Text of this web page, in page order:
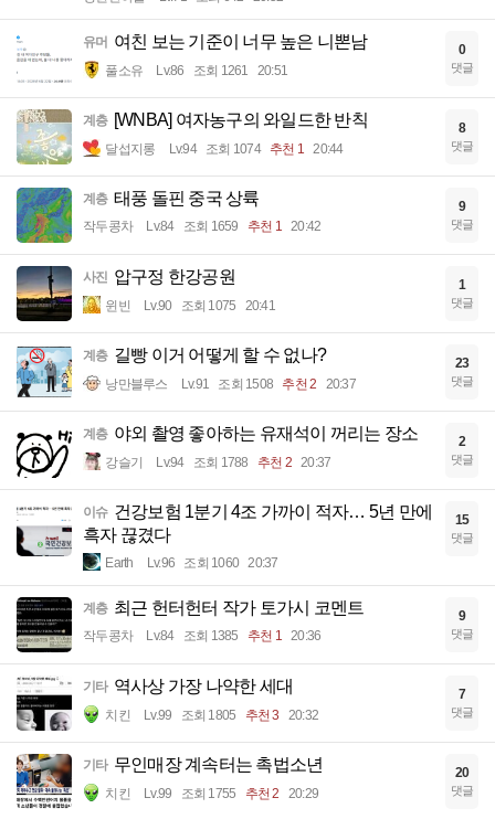
유머 여친 보는 기준이 너무 높은 니뽄남
풀소유 Lv.86 조회 1261 20:51
0
댓글
계층 [WNBA] 여자농구의 와일드한 반칙
달섭지롱 Lv.94 조회 1074 추천 1 20:44
8
댓글
계층 태풍 돌핀 중국 상륙
작두콩차 Lv.84 조회 1659 추천 1 20:42
9
댓글
사진 압구정 한강공원
윈빈 Lv.90 조회 1075 20:41
1
댓글
계층 길빵 이거 어떻게 할 수 없나?
낭만블루스 Lv.91 조회 1508 추천 2 20:37
23
댓글
계층 야외 촬영 좋아하는 유재석이 꺼리는 장소
강슬기 Lv.94 조회 1788 추천 2 20:37
2
댓글
이슈 건강보험 1분기 4조 가까이 적자… 5년 만에
흑자 끊겼다
Earth Lv.96 조회 1060 20:37
15
댓글
계층 최근 헌터헌터 작가 토가시 코멘트
작두콩차 Lv.84 조회 1385 추천 1 20:36
9
댓글
기타 역사상 가장 나약한 세대
치킨 Lv.99 조회 1805 추천 3 20:32
7
댓글
기타 무인매장 계속터는 촉법소년
치킨 Lv.99 조회 1755 추천 2 20:29
20
댓글